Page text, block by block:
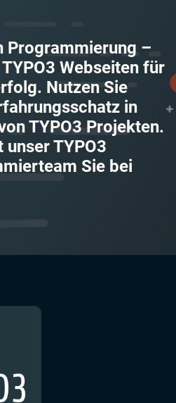
Programmierung –
Webseiten für
Nutzen Sie
in
TYPO3 Projekten.
TYPO3
Sie bei